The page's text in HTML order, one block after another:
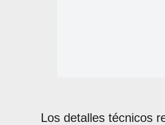
Los detalles técnicos